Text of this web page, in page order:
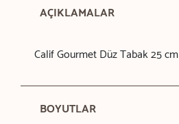
AÇIKLAMALAR
Calif Gourmet Düz Tabak 25 cm
BOYUTLAR